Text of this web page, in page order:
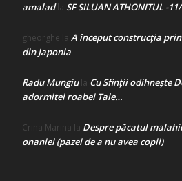
amaladla SF SILUAN ATHONITUL -11/
gheorghe la A început construcţia
din Japonia
Radu Mungiula Cu Sfinții odihnește
adormitei roabei Tale…
Crina Marina la Despre păcatul
onaniei (pazei de a nu avea copii)